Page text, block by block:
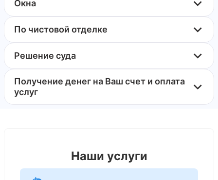
Окна
По чистовой отделке
Решение суда
Получение денег на Ваш счет и оплата
услуг
Наши услуги